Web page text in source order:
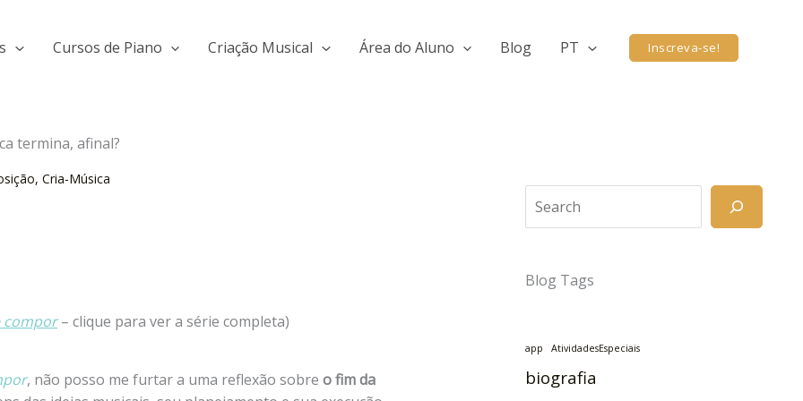
Cursos de Piano Criação Musical Área do Aluno Blog PT Inscreva-se!
termina, afinal?
, Cria-Música
compor– clique para ver a série completa)
, não posso me furtar a uma reflexão sobre o fim da
Search
Blog Tags
app AtividadesEspeciais
biografia